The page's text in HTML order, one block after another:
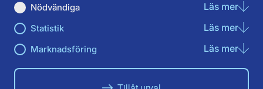
Nödvändiga Läs merom
Statistik Läs merom
Marknadsföring Läs merom
Du hittar oss här på sociala medier
Facebook
Instagram